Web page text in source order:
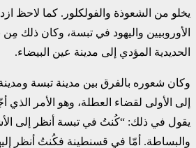
يخلو من الشعوذة والفولكلور. كما ‏لاحظ
الأوروبيين واليهود في تبسة، وكان ذلك
الحديدية ‏المؤدي إلى مدينة عين البيضاء‎.‎‏ ‏
وكان شعوره بالفرق بين مدينة تبسة
إلى الأولى لقضاء العطلة، وهو ‏الأمر الذي
يقول في ذلك: “كُنتُ في تبسة أنظر إلى
‏والبساطة. أمّا في قسنطينة فكُنتُ أنظر